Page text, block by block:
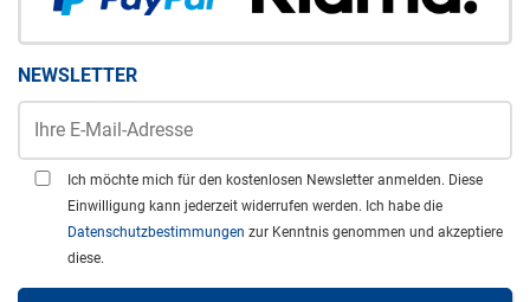
NEWSLETTER
Ich möchte mich für den kostenlosen Newsletter anmelden. Diese
Einwilligung kann jederzeit widerrufen werden. Ich habe die
Datenschutzbestimmungen zur Kenntnis genommen und akzeptiere
diese.